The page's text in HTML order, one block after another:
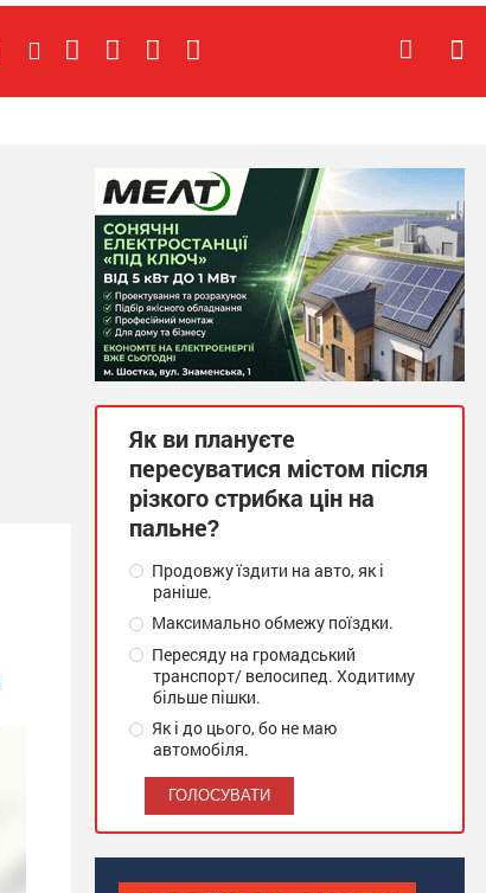
Як ви плануєте
пересуватися містом після
різкого стрибка цін на
пальне?
Продовжу їздити на авто, як і
раніше.
Максимально обмежу поїздки.
Пересяду на громадський
транспорт/ велосипед. Ходитиму
більше пішки.
Як і до цього, бо не маю
автомобіля.